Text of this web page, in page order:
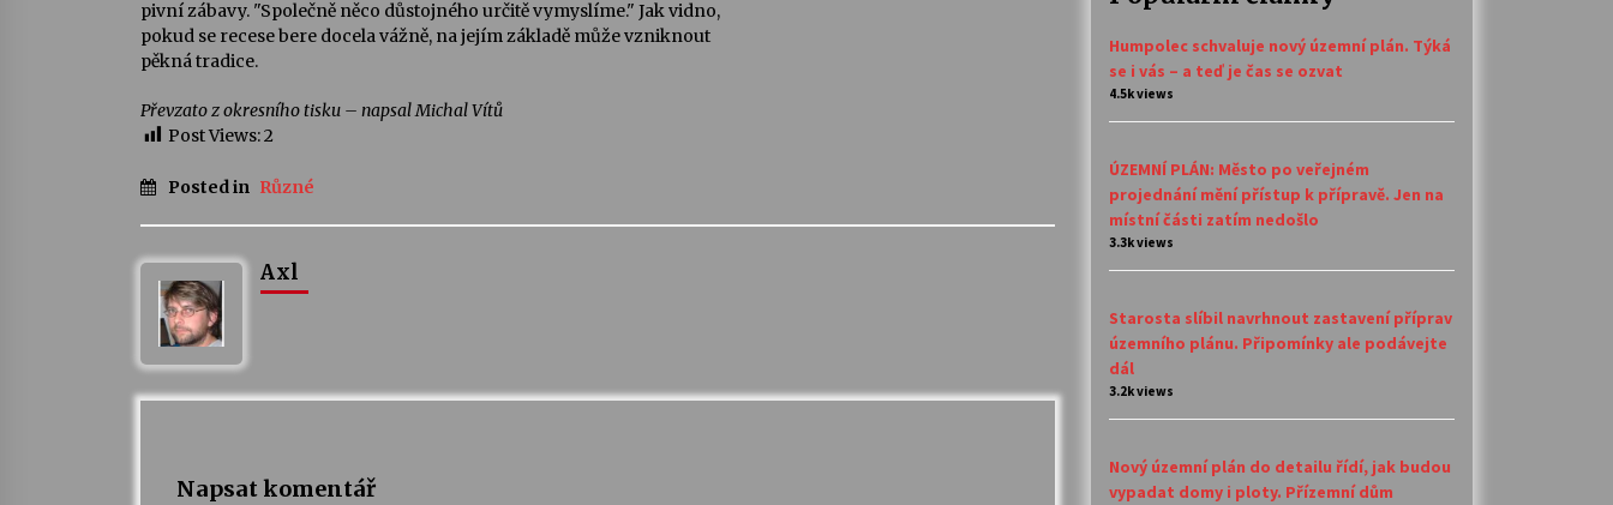
pivní zábavy. "Společně něco důstojného určitě vymyslíme." Jak vidno,
pokud se recese bere docela vážně, na jejím základě může vzniknout
pěkná tradice.
Převzato z okresního tisku – napsal Michal Vítů
Post Views:2
Posted in Různé
Axl
Napsat komentář
Humpolec schvaluje nový územní plán. Týká
se i vás – a teď je čas se ozvat
4.5k views
ÚZEMNÍ PLÁN: Město po veřejném
projednání mění přístup k přípravě. Jen na
místní části zatím nedošlo
3.3k views
Starosta slíbil navrhnout zastavení příprav
územního plánu. Připomínky ale podávejte
dál
3.2k views
Nový územní plán do detailu řídí, jak budou
vypadat domy i ploty. Přízemní dům